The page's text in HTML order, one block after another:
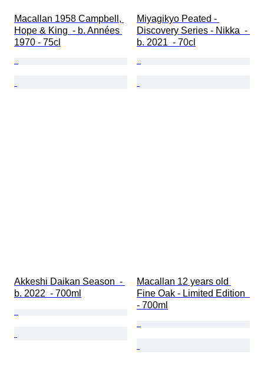
Macallan 1958 Campbell,
Hope & King  - b. Années
1970 - 75cl
Miyagikyo Peated -
Discovery Series - Nikka  -
b. 2021  - 70cl
Akkeshi Daikan Season  -
b. 2022  - 700ml
Macallan 12 years old
Fine Oak - Limited Edition
- 700ml